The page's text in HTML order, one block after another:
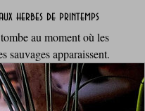
herbes de printemps
au moment où les
sauvages apparaissent.